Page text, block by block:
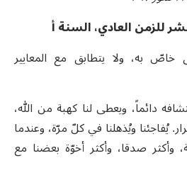
للزمن العادي، السنة أ
به، ولا يتطابق مع المعايير
دائماً، ويعطى لنا كهبة من الله،
يُفاجئنا ويُذهلنا في كلّ مرّة، وعندما
وأكثر صدقا، وأكثر أخوّة بعضنا مع